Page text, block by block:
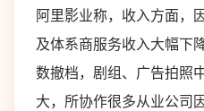
阿里影业称，收入方面，
及体系商服务收入大幅下
数撤档，剧组、广告拍照
大，所协作很多从业公司